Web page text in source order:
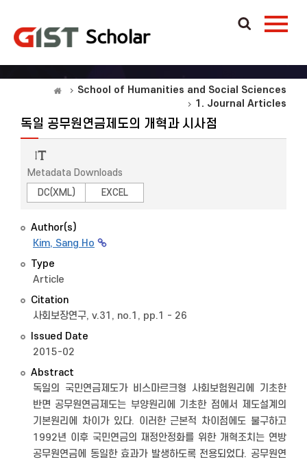
School of Humanities and Social Sciences
1. Journal Articles
독일 공무원연금제도의 개혁과 시사점
Metadata Downloads
DC(XML)
EXCEL
Author(s)
Kim, Sang Ho
Type
Article
Citation
사회보장연구, v.31, no.1, pp.1 - 26
Issued Date
2015-02
Abstract
독일의 국민연금제도가 비스마르크형 사회보험원리에 기초한
반면 공무원연금제도는 부양원리에 기초한 점에서 제도설계의
기본원리에 차이가 있다. 이러한 근본적 차이점에도 불구하고
1992년 이후 국민연금의 재정안정화를 위한 개혁조치는 연방
공무원연금에 동일한 효과가 발생하도록 전용되었다. 공무원연